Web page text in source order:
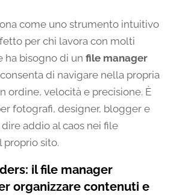
come uno strumento intuitivo
per chi lavora con molti
ha bisogno di un file manager
di navigare nella propria
ordine, velocità e precisione. È
fotografi, designer, blogger e
addio al caos nei file
sito.
il file manager
organizzare contenuti e